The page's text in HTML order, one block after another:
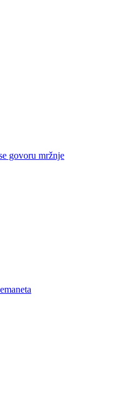
govoru mržnje